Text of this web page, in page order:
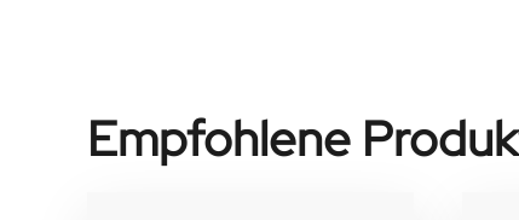
Empfohlene